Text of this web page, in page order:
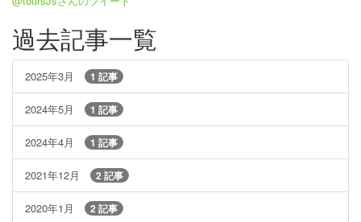
過去記事一覧
2025年3月 1 記事
2024年5月 1 記事
2024年4月 1 記事
2021年12月 2 記事
2020年1月 2 記事